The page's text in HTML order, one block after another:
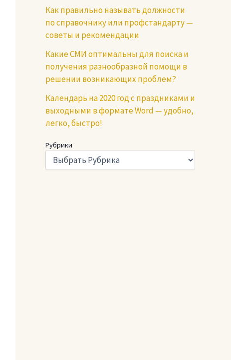
Как правильно называть должности
по справочнику или профстандарту —
советы и рекомендации
Какие СМИ оптимальны для поиска и
получения разнообразной помощи в
решении возникающих проблем?
Календарь на 2020 год с праздниками и
выходными в формате Word — удобно,
легко, быстро!
Рубрики